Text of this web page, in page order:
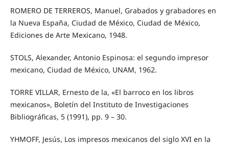
ROMERO DE TERREROS, Manuel, Grabados y grabadores en
la Nueva España, Ciudad de México, Ciudad de México,
Ediciones de Arte Mexicano, 1948.
STOLS, Alexander, Antonio Espinosa: el segundo impresor
mexicano, Ciudad de México, UNAM, 1962.
TORRE VILLAR, Ernesto de la, «El barroco en los libros
mexicanos», Boletín del Instituto de Investigaciones
Bibliográficas, 5 (1991), pp. 9 – 30.
YHMOFF, Jesús, Los impresos mexicanos del siglo XVI en la